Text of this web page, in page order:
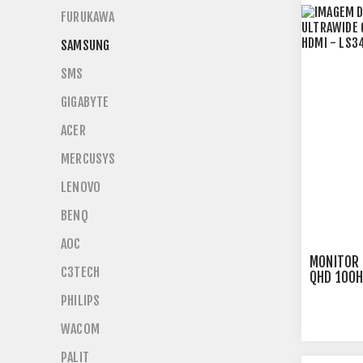
QHD
FURUKAWA
SAMSUNG
SMS
GIGABYTE
ACER
MERCUSYS
LENOVO
BENQ
AOC
C3TECH
PHILIPS
WACOM
PALIT